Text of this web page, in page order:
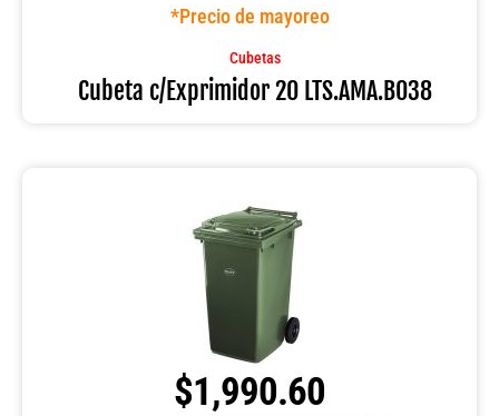
LTS.AMA.B038*Precio de mayoreo
Cubetas
Cubeta c/Exprimidor 20 LTS.AMA.B038
$1,990.60